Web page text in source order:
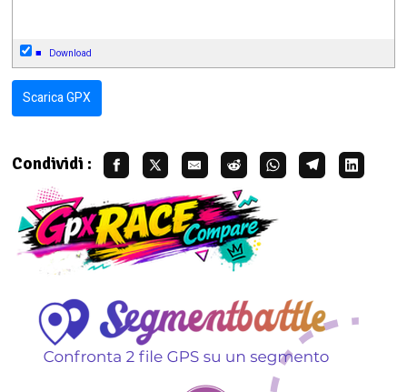
■ Download
Scarica GPX
Condividi :